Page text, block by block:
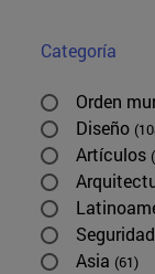
Categoría
Orden
Diseño
Artículos
Asia (61)